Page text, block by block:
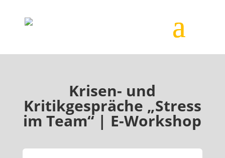
Krisen- und
Kritikgespräche „Stress
im Team“ | E-Workshop